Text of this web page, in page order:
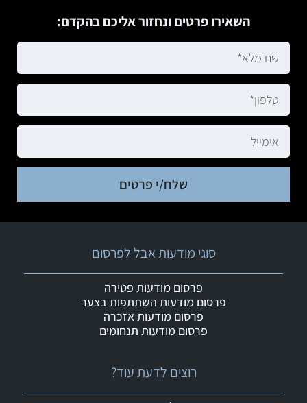
השאירו פרטים ונחזור אליכם בהקדם:
שלח/י פרטים
רוצים לדעת עוד?
סוגי מודעות אבל לפרסום
פרסום מודעות פטירה
פרסום מודעות השתתפות בצער
פרסום מודעות אזכרה
פרסום מודעות תנחומים